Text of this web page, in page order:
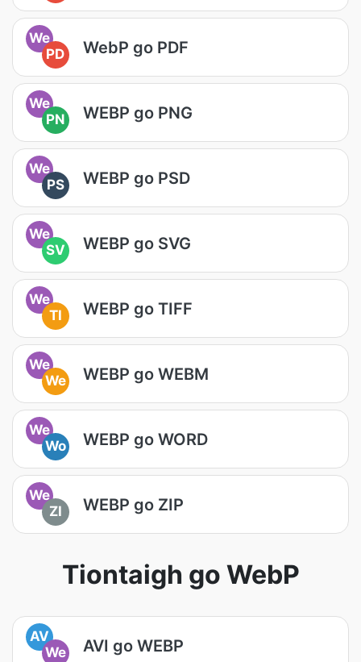
We
PD
WebP go PDF
We
PN
WEBP go PNG
We
PS
WEBP go PSD
We
SV
WEBP go SVG
We
TI
WEBP go TIFF
We
We
WEBP go WEBM
We
Wo
WEBP go WORD
We
ZI
WEBP go ZIP
Tiontaigh go WebP
AV
We
AVI go WEBP